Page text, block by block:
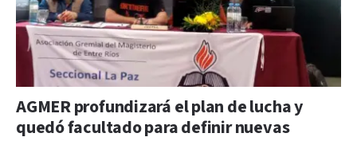
AGMER profundizará el plan de lucha y
quedó facultado para definir nuevas